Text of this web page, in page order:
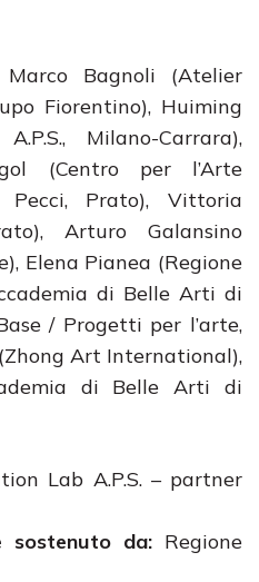
Marco Bagnoli (Atelier
Fiorentino), Huiming
Milano-Carrara),
(Centro per l’Arte
Pecci, Prato), Vittoria
Arturo Galansino
Elena Pianea (Regione
di Belle Arti di
/ Progetti per l’arte,
Art International),
di Belle Arti di
Lab A.P.S. – partner
sostenuto da: Regione